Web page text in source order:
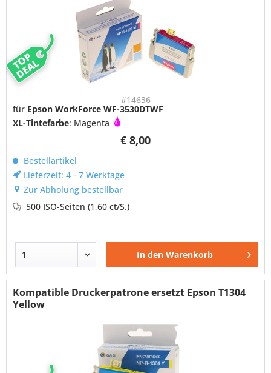
TOP
DEAL
#14636
€ 8,00
für Epson WorkForce WF-3530DTWF
XL-Tintefarbe: Magenta
Bestellartikel
Lieferzeit: 4 - 7 Werktage
Zur Abholung bestellbar
500 ISO-Seiten(1,60 ct/S.)
In den Warenkorb
Kompatible Druckerpatrone ersetzt Epson T1304
Yellow